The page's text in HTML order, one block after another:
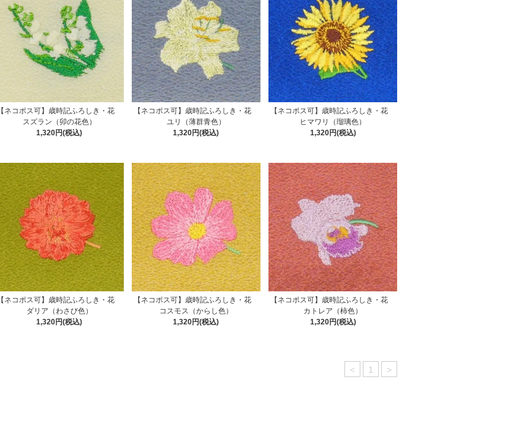
【ネコポス可】歳時記ふろしき・花
スズラン（卯の花色）
1,320円(税込)
【ネコポス可】歳時記ふろしき・花
ユリ（薄群青色）
1,320円(税込)
【ネコポス可】歳時記ふろしき・花
ヒマワリ（瑠璃色）
1,320円(税込)
【ネコポス可】歳時記ふろしき・花
ダリア（わさび色）
1,320円(税込)
【ネコポス可】歳時記ふろしき・花
コスモス（からし色）
1,320円(税込)
【ネコポス可】歳時記ふろしき・花
カトレア（柿色）
1,320円(税込)
< 1 >